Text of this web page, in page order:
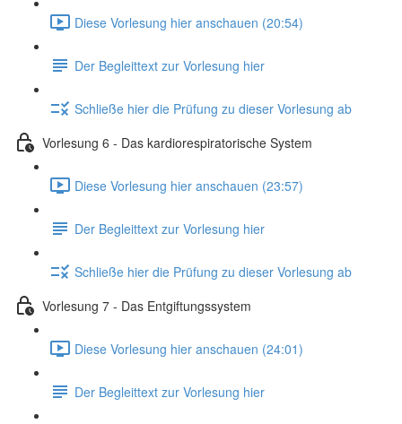
Diese Vorlesung hier anschauen (20:54)
Der Begleittext zur Vorlesung hier
Schließe hier die Prüfung zu dieser Vorlesung ab
Vorlesung 6 - Das kardiorespiratorische System
Diese Vorlesung hier anschauen (23:57)
Der Begleittext zur Vorlesung hier
Schließe hier die Prüfung zu dieser Vorlesung ab
Vorlesung 7 - Das Entgiftungssystem
Diese Vorlesung hier anschauen (24:01)
Der Begleittext zur Vorlesung hier